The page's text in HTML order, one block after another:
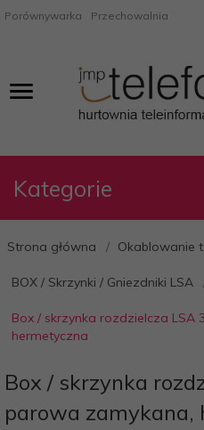
Porównywarka Przechowalnia
Kategorie
Strona główna Okablowanie
BOX / Skrzynki / Gniezdniki LSA
Box / skrzynka rozdzielcza LSA
hermetyczna
Box / skrzynka
parowa zamykana,